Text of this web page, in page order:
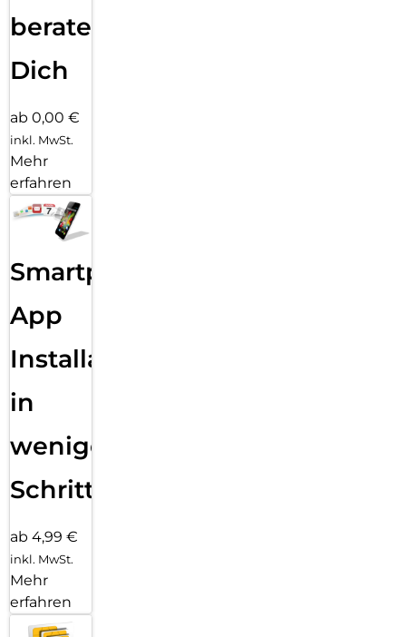
beraten
Dich
ab 0,00 €
inkl. MwSt.
Mehr
erfahren
Smartphone
App
Installation
in
wenigen
Schritten
ab 4,99 €
inkl. MwSt.
Mehr
erfahren